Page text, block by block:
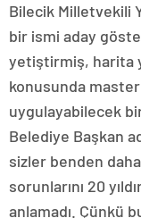
Bilecik Milletvekili
bir ismi aday
yetiştirmiş, harita
konusunda
uygulayabilecek
Belediye Başkan
sizler benden daha
sorunlarını 20
anlamadı. Çünkü